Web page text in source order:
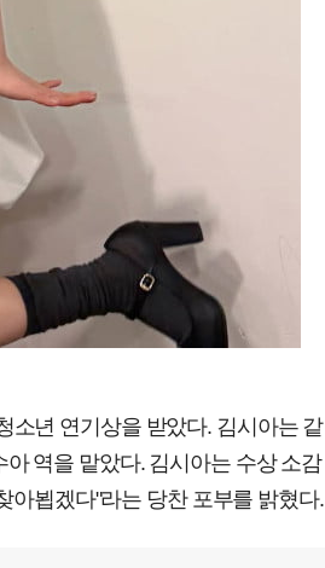
소년 연기상을 받았다. 김시아는 같
역을 맡았다. 김시아는 수상 소감
아뵙겠다"라는 당찬 포부를 밝혔다.